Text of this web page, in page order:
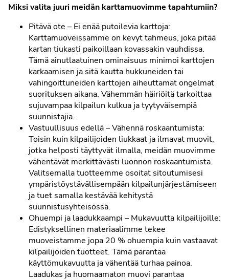
Miksi valita juuri meidän karttamuovimme tapahtumiin?
Pitävä ote – Ei enää putoilevia karttoja:
Karttamuoveissamme on kevyt tahmeus, joka pitää
kartan tiukasti paikoillaan kovassakin vauhdissa.
Tämä ainutlaatuinen ominaisuus minimoi karttojen
karkaamisen ja sitä kautta hukkuneiden tai
vahingoittuneiden karttojen aiheuttamat ongelmat
suorituksen aikana. Vähemmän häiriöitä tarkoittaa
sujuvampaa kilpailun kulkua ja tyytyväisempiä
suunnistajia.
Vastuullisuus edellä – Vähennä roskaantumista:
Toisin kuin kilpailijoiden liukkaat ja ilmavat muovit,
jotka helposti täyttyvät ilmalla, meidän muovimme
vähentävät merkittävästi luonnon roskaantumista.
Valitsemalla tuotteemme osoitat sitoutumisesi
ympäristöystävällisempään kilpailunjärjestämiseen
ja tuet samalla kestävää kehitystä
suunnistusyhteisössä.
Ohuempi ja laadukkaampi – Mukavuutta kilpailijoille:
Edistyksellinen materiaalimme tekee
muoveistamme jopa 20 % ohuempia kuin vastaavat
kilpailijoiden tuotteet. Tämä parantaa
käyttömukavuutta ja vähentää turhaa painoa.
Laadukas ja huomaamaton muovi parantaa